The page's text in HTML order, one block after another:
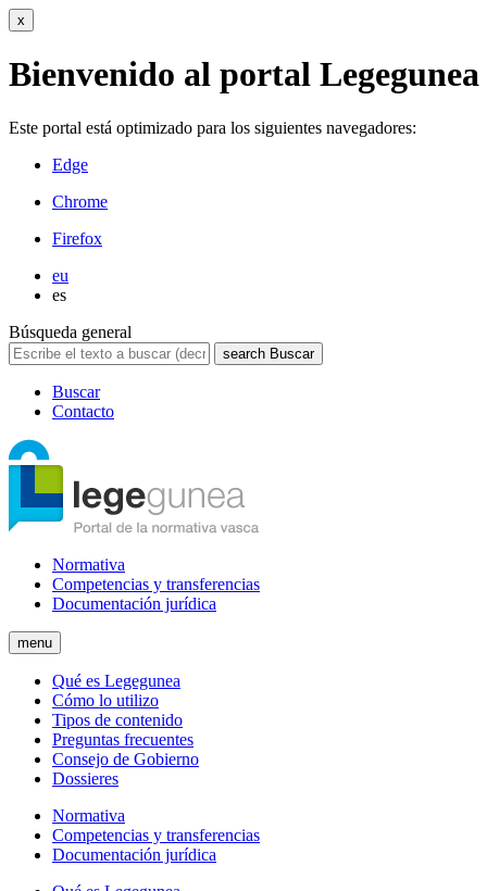
x
Bienvenido al portal Legegunea
Este portal está optimizado para los siguientes navegadores:
Edge
Chrome
Firefox
eu
es
Búsqueda general
search Buscar
Buscar
Contacto
Normativa
Competencias y transferencias
Documentación jurídica
menu
Qué es Legegunea
Cómo lo utilizo
Tipos de contenido
Preguntas frecuentes
Consejo de Gobierno
Dossieres
Normativa
Competencias y transferencias
Documentación jurídica